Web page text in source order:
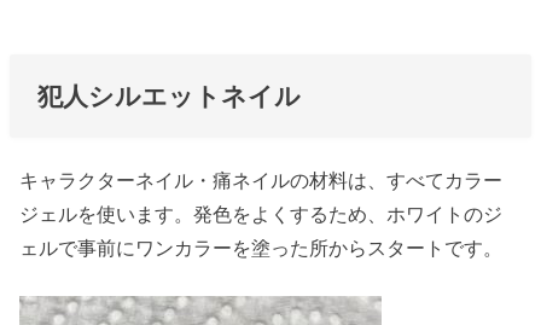
犯人シルエットネイル
キャラクターネイル・痛ネイルの材料は、すべてカラー
ジェルを使います。発色をよくするため、ホワイトのジ
ェルで事前にワンカラーを塗った所からスタートです。